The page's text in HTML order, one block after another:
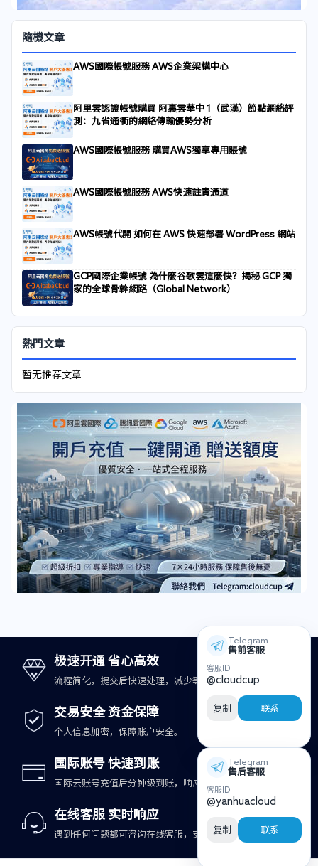
隨機文章
AWS國際帳號服務 AWS企業架構中心
阿里雲認證帳號購買 阿裏雲華中 1（武漢）節點網絡評
測：九省通衢的網絡傳輸優勢分析
AWS國際帳號服務 購買AWS獨享專用賬號
AWS國際帳號服務 AWS快速註責通道
AWS帳號代開 如何在 AWS 快速部署 WordPress 網站
GCP國際企業帳號 為什麼谷歌雲這麼快？揭秘 GCP 獨
家的全球骨幹網路（Global Network）
熱門文章
暂无推荐文章
极速开通 省心高效
流程简化，提交后快速处理，减少等待时间。
交易安全 资金保障
个人信息加密，保障账户安全。
国际账号 快速到账
国际云账号充值后分钟级到账，响应更及时。
在线客服 实时响应
遇到任何问题都可咨询在线客服，支持快速处理。
Telegram
售前客服
客服ID
@cloudcup
复制 联系
Telegram
售后客服
客服ID
@yanhuacloud
复制 联系